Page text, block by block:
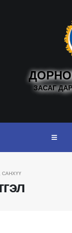
ЗАСАГ
САНХҮҮ